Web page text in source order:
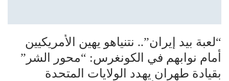
“لعبة بيد إيران”.. نتنياهو يهين الأمريكيين
أمام نوابهم في الكونغرس: “محور الشر”
بقيادة طهران يهدد الولايات المتحدة